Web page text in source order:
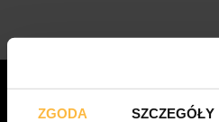
ZGODA SZCZEGÓŁY